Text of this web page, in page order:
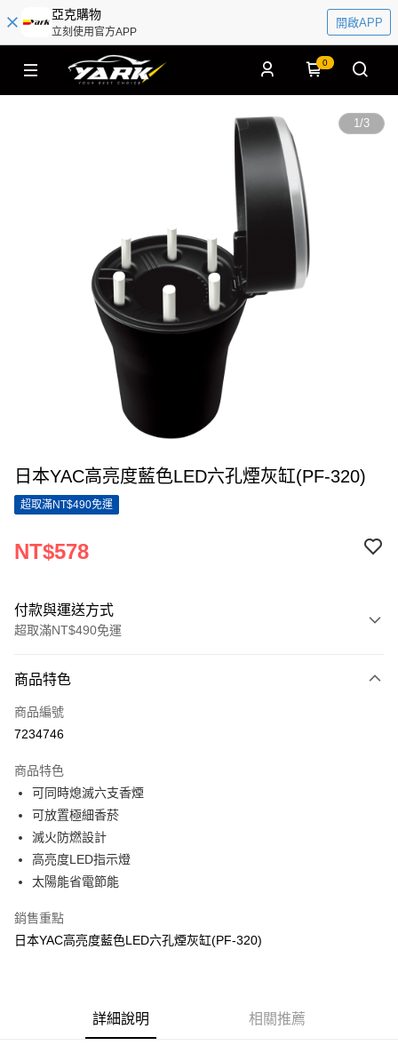
亞克購物
立刻使用官方APP
開啟APP
0
1/3
日本YAC高亮度藍色LED六孔煙灰缸(PF-320)
超取滿NT$490免運
NT$578
付款與運送方式
超取滿NT$490免運
信用卡一次付款
超商取貨付款
Apple Pay
街口支付
悠遊付
全盈+PAY
AFTEE先享後付
相關說明
１．簡單：不需註冊會員、不需綁卡、不需儲值。
２．便利：只要手機號碼，簡訊認證，即可結帳。
３．安心：先確認商品／服務後，再付款。
商品特色
商品編號
7234746
商品特色
可同時熄滅六支香煙
可放置極細香菸
滅火防燃設計
高亮度LED指示燈
太陽能省電節能
銷售重點
日本YAC高亮度藍色LED六孔煙灰缸(PF-320)
詳細說明 相關推薦